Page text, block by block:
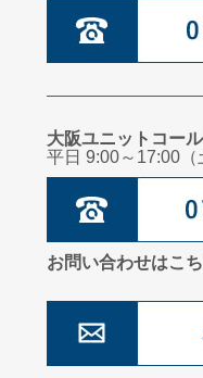
大阪ユニットコー
平日 9:00～17:00（
お問い合わせはこ